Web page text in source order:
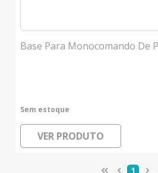
Base Para Monocomando De
Sem estoque
VER PRODUTO
1